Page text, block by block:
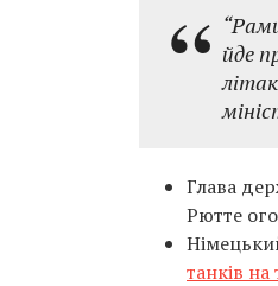
йде
Глава
Рютте
танків на